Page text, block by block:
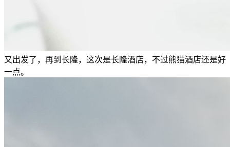
又出发了，再到长隆，这次是长隆酒店，不过熊猫酒店还是好
一点。